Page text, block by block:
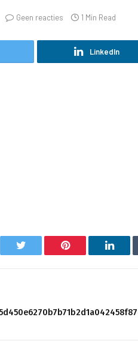
Geen reacties 1 Min Read
LinkedIn
Twitter Pinterest